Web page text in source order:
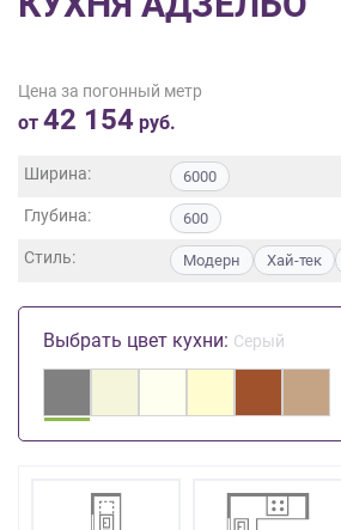
Цена за погонный метр
от 42 154 руб.
Ширина: 6000
Глубина: 600
Стиль: Модерн Хай-тек
Выбрать цвет кухни: Серый
данных ,
Согласие
обработку
данных
порядке
условиях
персональных